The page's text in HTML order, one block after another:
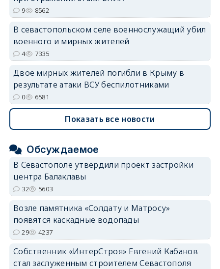
9 8562
В севастопольском селе военнослужащий убил
военного и мирных жителей
4 7335
Двое мирных жителей погибли в Крыму в
результате атаки ВСУ беспилотниками
0 6581
Показать все новости
Обсуждаемое
В Севастополе утвердили проект застройки
центра Балаклавы
32 5603
Возле памятника «Солдату и Матросу»
появятся каскадные водопады
29 4237
Собственник «ИнтерСтроя» Евгений Кабанов
стал заслуженным строителем Севастополя